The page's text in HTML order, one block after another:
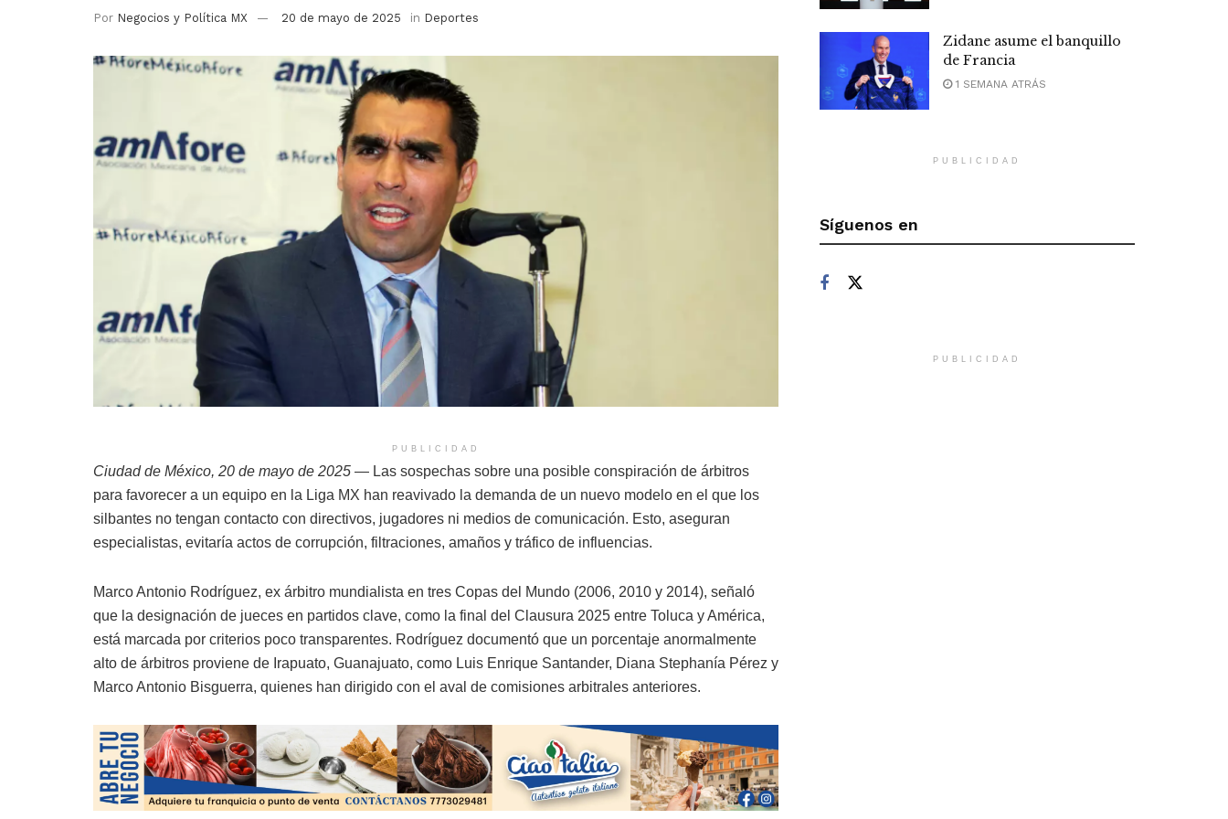
Por Negocios y Política MX 20 de mayo de 2025 in Deportes
PUBLICIDAD
Ciudad de México, 20 de mayo de 2025 — Las sospechas sobre una posible conspiración de árbitros
para favorecer a un equipo en la Liga MX han reavivado la demanda de un nuevo modelo en el que los
silbantes no tengan contacto con directivos, jugadores ni medios de comunicación. Esto, aseguran
especialistas, evitaría actos de corrupción, filtraciones, amaños y tráfico de influencias.
Marco Antonio Rodríguez, ex árbitro mundialista en tres Copas del Mundo (2006, 2010 y 2014), señaló
que la designación de jueces en partidos clave, como la final del Clausura 2025 entre Toluca y América,
está marcada por criterios poco transparentes. Rodríguez documentó que un porcentaje anormalmente
alto de árbitros proviene de Irapuato, Guanajuato, como Luis Enrique Santander, Diana Stephanía Pérez y
Marco Antonio Bisguerra, quienes han dirigido con el aval de comisiones arbitrales anteriores.
Zidane asume el banquillo
de Francia
1 SEMANA ATRÁS
PUBLICIDAD
Síguenos en
PUBLICIDAD